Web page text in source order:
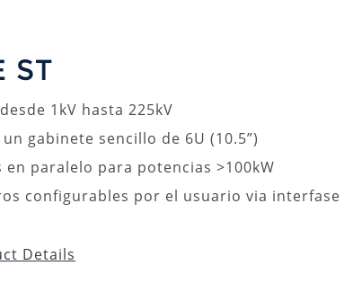
ST
1kV hasta 225kV
un gabinete sencillo de 6U (10.5”)
en paralelo para potencias >100kW
configurables por el usuario via interfase
Details